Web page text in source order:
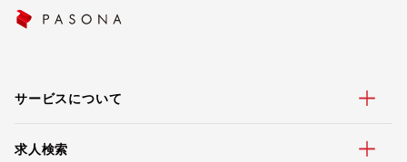
サービスについて
求人検索